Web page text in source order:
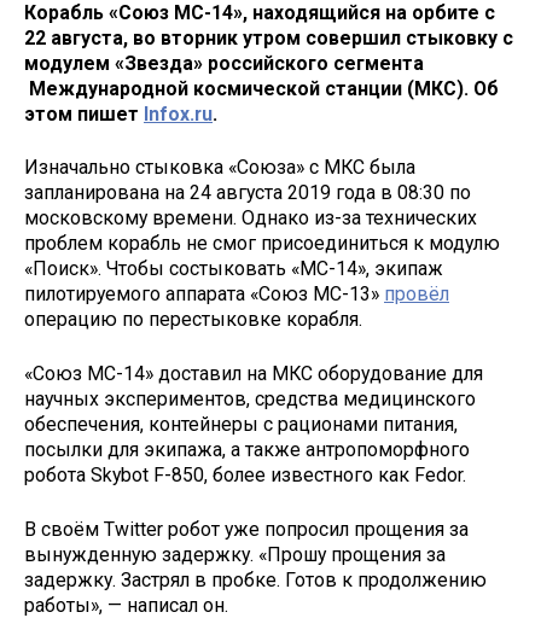
Корабль «Союз МС-14», находящийся на орбите с
22 августа, во вторник утром совершил стыковку с
модулем «Звезда» российского сегмента
Международной космической станции (МКС). Об
этом пишет Infox.ru.
Изначально стыковка «Союза» с МКС была
запланирована на 24 августа 2019 года в 08:30 по
московскому времени. Однако из-за технических
проблем корабль не смог присоединиться к модулю
«Поиск». Чтобы состыковать «МС-14», экипаж
пилотируемого аппарата «Союз МС-13» провёл
операцию по перестыковке корабля.
«Союз МС-14» доставил на МКС оборудование для
научных экспериментов, средства медицинского
обеспечения, контейнеры с рационами питания,
посылки для экипажа, а также антропоморфного
робота Skybot F-850, более известного как Fedor.
В своём Twitter робот уже попросил прощения за
вынужденную задержку. «Прошу прощения за
задержку. Застрял в пробке. Готов к продолжению
работы», — написал он.